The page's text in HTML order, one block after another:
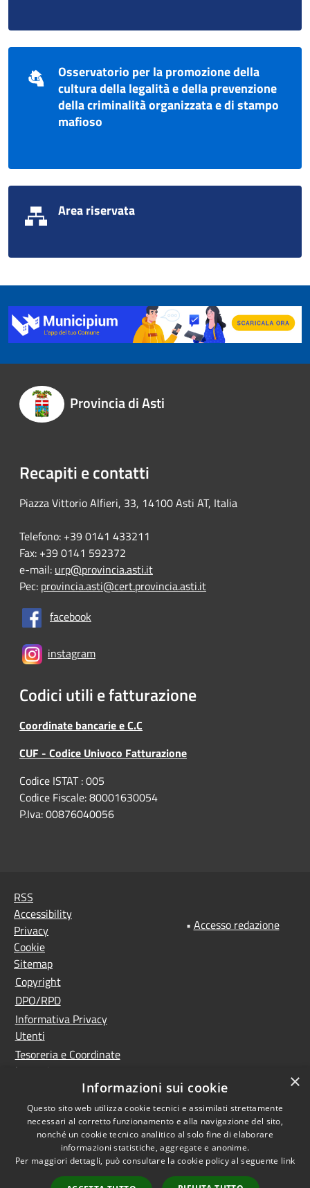
Osservatorio per la promozione della
cultura della legalità e della prevenzione
della criminalità organizzata e di stampo
mafioso
Area riservata
Provincia di Asti
Recapiti e contatti
Piazza Vittorio Alfieri, 33, 14100 Asti AT, Italia
Telefono: +39 0141 433211
Fax: +39 0141 592372
e-mail: urp@provincia.asti.it
Pec: provincia.asti@cert.provincia.asti.it
facebook
instagram
Codici utili e fatturazione
Coordinate bancarie e C.C
CUF - Codice Univoco Fatturazione
Codice ISTAT : 005
Codice Fiscale: 80001630054
P.Iva: 00876040056
RSS
Accessibility
Privacy
Cookie
Sitemap
Copyright
DPO/RPD
Informativa Privacy
Utenti
Tesoreria e Coordinate
bancarie
Controlla la tua posta
PNRR (Piano Nazionale
di Ripresa e Resilienza)
Meccanismo di feedback
Whistleblowing
Dichiarazione di
• Accesso redazione
×
Informazioni sui cookie
Questo sito web utilizza cookie tecnici e assimilati strettamente
necessari al corretto funzionamento e alla navigazione del sito,
nonché un cookie tecnico analitico al solo fine di elaborare
informazioni statistiche, aggregate e anonime.
Per maggiori dettagli, può consultare la cookie policy al seguente link